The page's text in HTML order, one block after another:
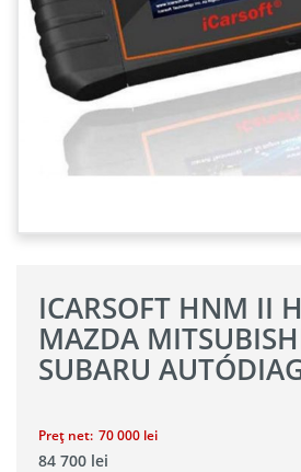
ICARSOFT HNM II
MAZDA
SUBARU
Preț net: 70 000 lei
84 700 lei